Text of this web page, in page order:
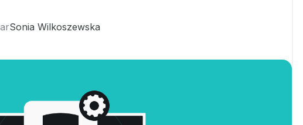
Sonia Wilkoszewska